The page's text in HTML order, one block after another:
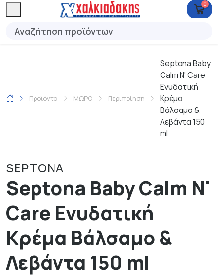
0
Προϊόντα ΜΩΡΟ Περιποίηση
Septona Baby
Calm N' Care
Ενυδατική
Κρέμα
Βάλσαμο &
Λεβάντα 150
ml
SEPTONA
Septona Baby Calm N'
Care Ενυδατική
Κρέμα Βάλσαμο &
Λεβάντα 150 ml